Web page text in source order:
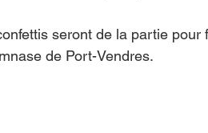
seront de la partie pour
de Port-Vendres.